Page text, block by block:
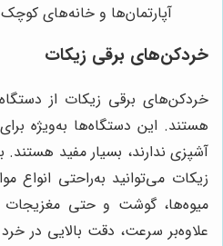
آپارتمان‌ها و خانه‌های
خردکن‌های برقی زیکات
خردکن‌های برقی زیکات از
هستند. این دستگاه‌ها به‌ویژه
آشپزی ندارند، بسیار مفید هستند.
زیکات می‌توانید به‌راحتی انواع
میوه‌ها، گوشت و حتی مغزیجات
علاوه‌بر سرعت، دقت بالایی در